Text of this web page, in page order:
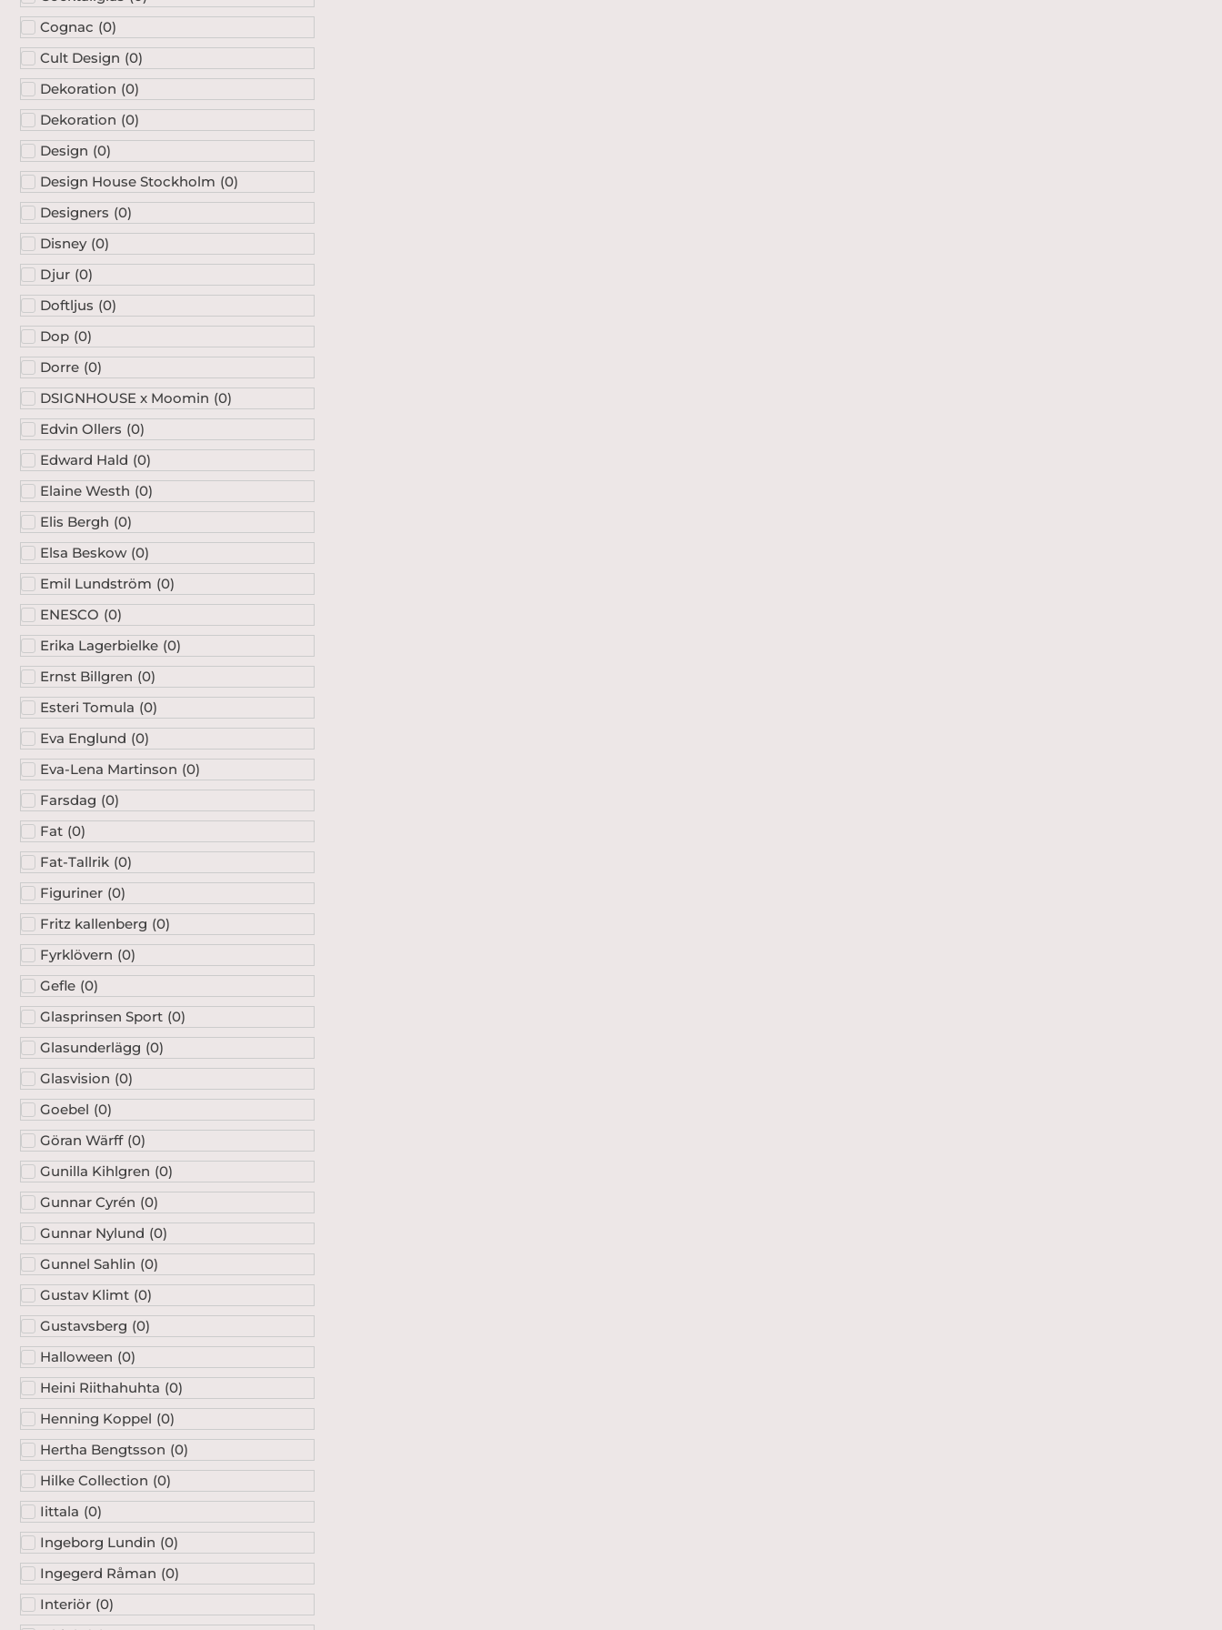
Cognac (0)
Cult Design (0)
Dekoration (0)
Dekoration (0)
Design (0)
Design House Stockholm (0)
Designers (0)
Disney (0)
Djur (0)
Doftljus (0)
Dop (0)
Dorre (0)
DSIGNHOUSE x Moomin (0)
Edvin Ollers (0)
Edward Hald (0)
Elaine Westh (0)
Elis Bergh (0)
Elsa Beskow (0)
Emil Lundström (0)
ENESCO (0)
Erika Lagerbielke (0)
Ernst Billgren (0)
Esteri Tomula (0)
Eva Englund (0)
Eva-Lena Martinson (0)
Farsdag (0)
Fat (0)
Fat-Tallrik (0)
Figuriner (0)
Fritz kallenberg (0)
Fyrklövern (0)
Gefle (0)
Glasprinsen Sport (0)
Glasunderlägg (0)
Glasvision (0)
Goebel (0)
Göran Wärff (0)
Gunilla Kihlgren (0)
Gunnar Cyrén (0)
Gunnar Nylund (0)
Gunnel Sahlin (0)
Gustav Klimt (0)
Gustavsberg (0)
Halloween (0)
Heini Riithahuhta (0)
Henning Koppel (0)
Hertha Bengtsson (0)
Hilke Collection (0)
Iittala (0)
Ingeborg Lundin (0)
Ingegerd Råman (0)
Interiör (0)